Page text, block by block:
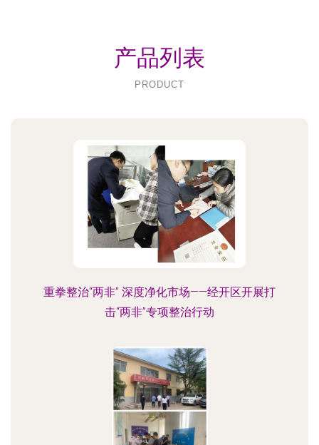
产品列表
PRODUCT
重拳整治“两非” 深度净化市场——经开区开展打
击“两非”专项整治行动